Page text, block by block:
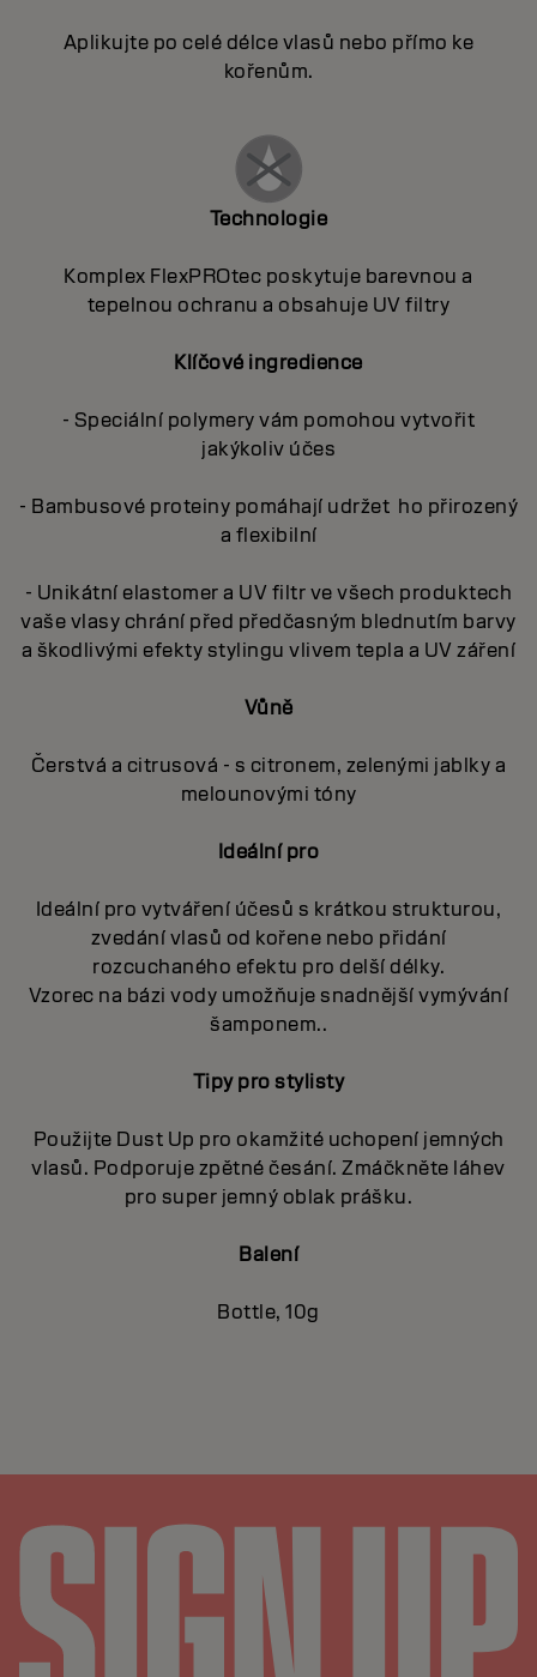
Aplikujte po celé délce vlasů nebo přímo ke
kořenům.
Technologie
Komplex FlexPROtec poskytuje barevnou a
tepelnou ochranu a obsahuje UV filtry
Klíčové ingredience
- Speciální polymery vám pomohou vytvořit
jakýkoliv účes
- Bambusové proteiny pomáhají udržet ho přirozený
a flexibilní
- Unikátní elastomer a UV filtr ve všech produktech
vaše vlasy chrání před předčasným blednutím barvy
a škodlivými efekty stylingu vlivem tepla a UV záření
Vůně
Čerstvá a citrusová - s citronem, zelenými jablky a
melounovými tóny
Ideální pro
Ideální pro vytváření účesů s krátkou strukturou,
zvedání vlasů od kořene nebo přidání
rozcuchaného efektu pro delší délky.
Vzorec na bázi vody umožňuje snadnější vymývání
šamponem..
Tipy pro stylisty
Použijte Dust Up pro okamžité uchopení jemných
vlasů. Podporuje zpětné česání. Zmáčkněte láhev
pro super jemný oblak prášku.
Balení
Bottle, 10g